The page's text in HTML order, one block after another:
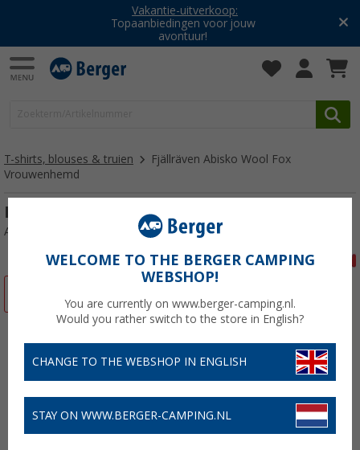
Vakantie-uitverkoop:
Topaanbiedingen voor jouw
avontuur!
T-shirts, blouses & truien
Fjällräven Abisko Wool Fox
Vrouwenhemd
Fjällräven Abisko Wol Vos Dames T-Shirt
Artikelnr: 528361XL
WELCOME TO THE BERGER CAMPING
WEBSHOP!
You are currently on www.berger-camping.nl.
Would you rather switch to the store in English?
CHANGE TO THE WEBSHOP IN ENGLISH
STAY ON WWW.BERGER-CAMPING.NL